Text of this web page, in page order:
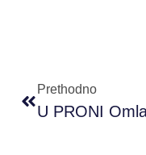
Prethodno